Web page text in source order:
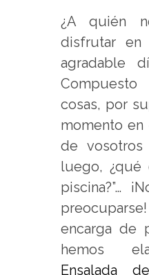
¿A quién
disfrutar
agradable
cosas, por
momento
de vosotros
luego,
piscina?”…
encarga de
hemos
Ensalada